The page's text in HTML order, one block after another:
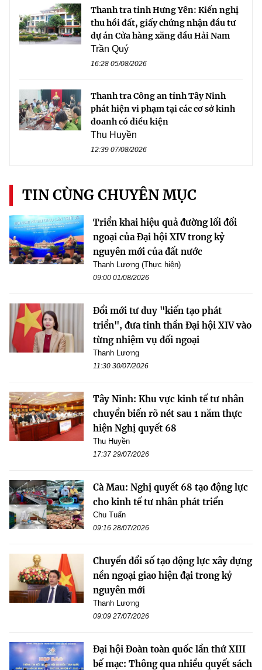
Thanh tra tỉnh Hưng Yên: Kiến nghị
thu hồi đất, giấy chứng nhận đầu tư
dự án Cửa hàng xăng dầu Hải Nam
Trần Quý
16:28 05/08/2026
Thanh tra Công an tỉnh Tây Ninh
phát hiện vi phạm tại các cơ sở kinh
doanh có điều kiện
Thu Huyền
12:39 07/08/2026
TIN CÙNG CHUYÊN MỤC
Triển khai hiệu quả đường lối đối
ngoại của Đại hội XIV trong kỷ
nguyên mới của đất nước
Thanh Lương (Thực hiện)
09:00 01/08/2026
Đổi mới tư duy "kiến tạo phát
triển", đưa tinh thần Đại hội XIV vào
từng nhiệm vụ đối ngoại
Thanh Lương
11:30 30/07/2026
Tây Ninh: Khu vực kinh tế tư nhân
chuyển biến rõ nét sau 1 năm thực
hiện Nghị quyết 68
Thu Huyền
17:37 29/07/2026
Cà Mau: Nghị quyết 68 tạo động lực
cho kinh tế tư nhân phát triển
Chu Tuấn
09:16 28/07/2026
Chuyển đổi số tạo động lực xây dựng
nền ngoại giao hiện đại trong kỷ
nguyên mới
Thanh Lương
09:09 27/07/2026
Đại hội Đoàn toàn quốc lần thứ XIII
bế mạc: Thông qua nhiều quyết sách